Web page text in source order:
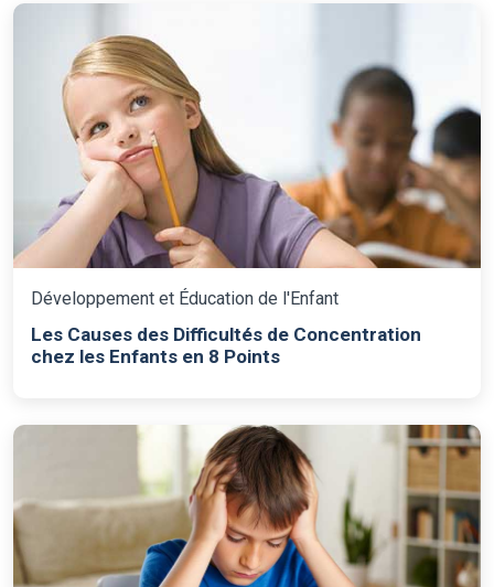
Développement et Éducation de l'Enfant
Les Causes des Difficultés de Concentration
chez les Enfants en 8 Points